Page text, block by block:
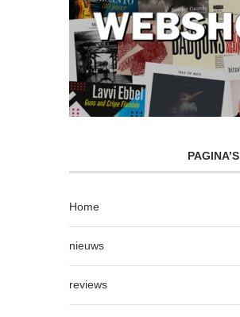
PAGINA’S
Home
nieuws
reviews